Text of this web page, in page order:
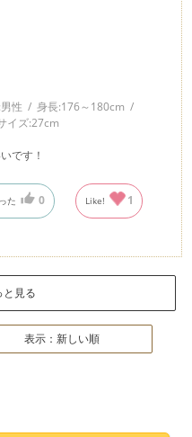
男性 身長:176～180cm
イズ:27cm
です！
た 0 Like! 1
と見る
表示：新しい順